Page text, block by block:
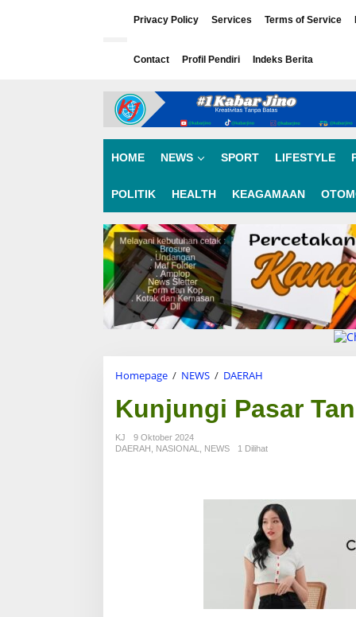
Privacy Policy Services Terms of Service
Contact Profil Pendiri Indeks Berita
HOME NEWS SPORT LIFESTYLE
POLITIK HEALTH KEAGAMAAN
Homepage / NEWS / DAERAH
n
j
n
a
s
a
r
T
a
n
Kunjungi Pasar
KJ
9 Oktober 2024
DAERAH
NASIONAL NEWS 1 Dilihat